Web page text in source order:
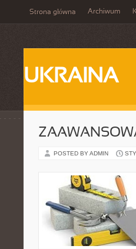
Strona główna Archiwum
UKRAINA
POSTED BY ADMIN